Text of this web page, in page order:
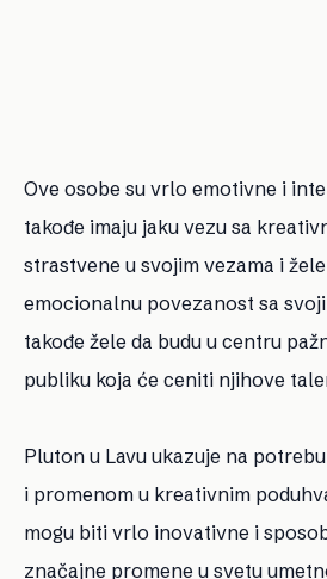
Ove osobe su vrlo emotivne i
takođe imaju jaku vezu sa
strastvene u svojim vezama i
emocionalnu povezanost sa
takođe žele da budu u centru
publiku koja će ceniti njihove
Pluton u Lavu ukazuje na
i promenom u kreativnim
mogu biti vrlo inovativne i
značajne promene u svetu